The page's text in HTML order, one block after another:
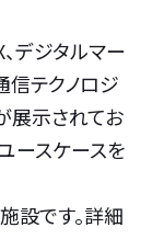
デジタルマー
信テクノロジ
展示されてお
ースケースを
設です。詳細